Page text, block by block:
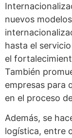
nuevos
hasta el
el
También
empresas para
en el proceso
Además, se
logística, entre